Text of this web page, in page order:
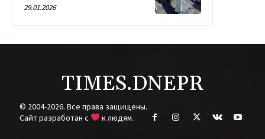
29.01.2026
TIMES.DNEPR
© 2004-2026. Все права защищены.
Cайт разработан с
к людям.